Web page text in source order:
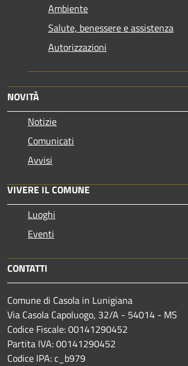
Ambiente
Salute, benessere e assistenza
Autorizzazioni
NOVITÀ
Notizie
Comunicati
Avvisi
VIVERE IL COMUNE
Luoghi
Eventi
CONTATTI
Comune di Casola in Lunigiana
Via Casola Capoluogo, 32/A - 54014 - MS
Codice Fiscale: 00141290452
Partita IVA: 00141290452
Codice IPA: c_b979